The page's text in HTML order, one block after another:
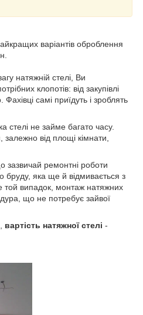
варіантів оброблення
натяжній стелі, Ви
клопотів: від закупівлі
самі приїдуть і зроблять
стелі не займе багато часу.
залежно від площі кімнати,
зазвичай ремонтні роботи
бруду, яка ще й відмивається з
той випадок, монтаж натяжних
що не потребує зайвої
вартість натяжної стелі -